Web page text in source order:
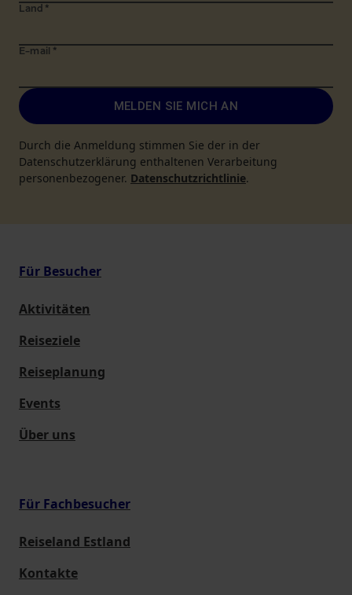
Land *
E-mail *
MELDEN SIE MICH AN
Durch die Anmeldung stimmen Sie der in der
Datenschutzerklärung enthaltenen Verarbeitung
personenbezogener. Datenschutzrichtlinie.
Für Besucher
Aktivitäten
Reiseziele
Reiseplanung
Events
Über uns
Für Fachbesucher
Reiseland Estland
Kontakte